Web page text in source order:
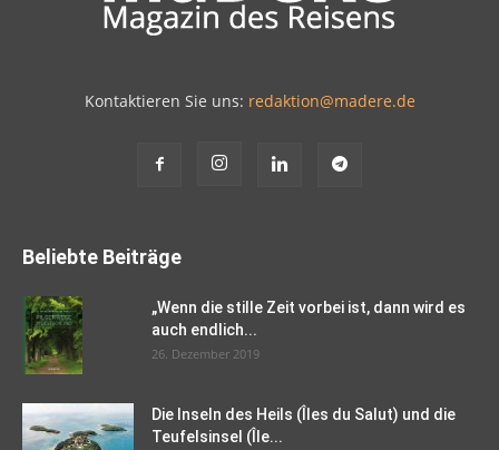
Kontaktieren Sie uns: redaktion@madere.de
Beliebte Beiträge
„Wenn die stille Zeit vorbei ist, dann wird es
auch endlich...
26. Dezember 2019
Die Inseln des Heils (Îles du Salut) und die
Teufelsinsel (Île...